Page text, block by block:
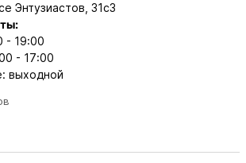
Энтузиастов, 31с3
- 19:00
- 17:00
выходной